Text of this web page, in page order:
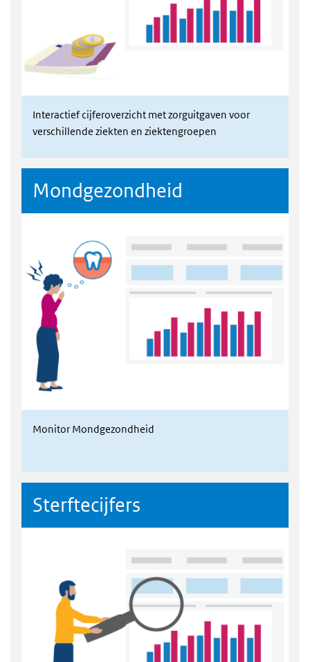
Interactief cijferoverzicht met zorguitgaven voor
verschillende ziekten en ziektengroepen
Mondgezondheid
Monitor Mondgezondheid
Sterftecijfers